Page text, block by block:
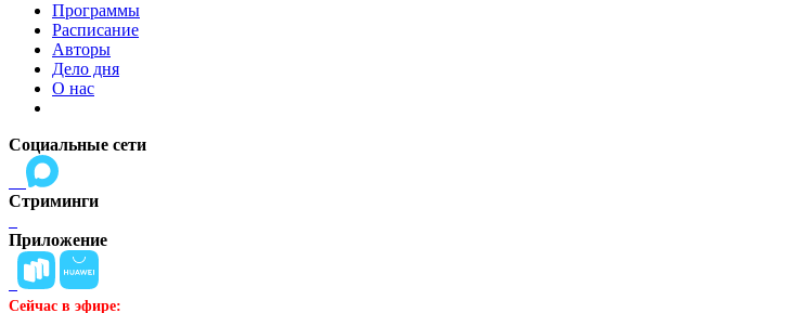
Программы
Расписание
Авторы
Дело дня
О нас
Социальные сети
Стриминги
Приложение
Сейчас в эфире: